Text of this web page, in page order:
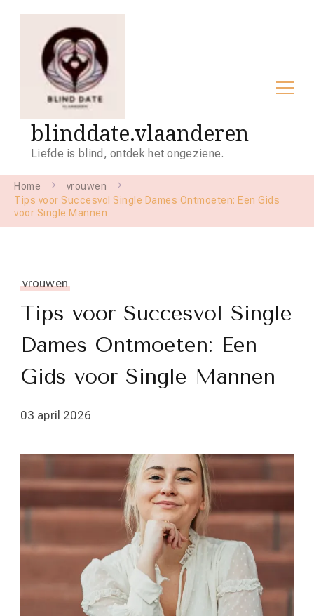
blinddate.vlaanderen
Liefde is blind, ontdek het ongeziene.
Home
vrouwen
Tips voor Succesvol Single Dames Ontmoeten: Een Gids
voor Single Mannen
vrouwen
Tips voor Succesvol Single
Dames Ontmoeten: Een
Gids voor Single Mannen
03 april 2026